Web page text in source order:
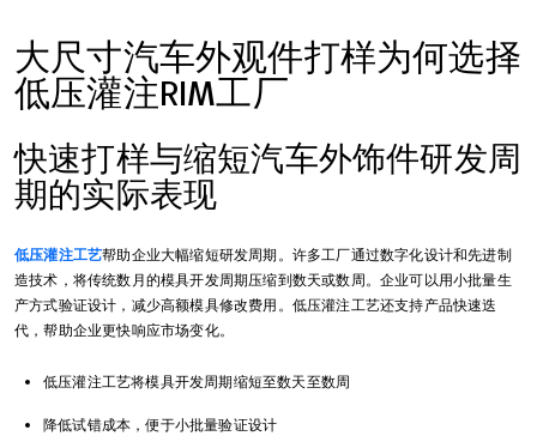
大尺寸汽车外观件打样为何选择
低压灌注RIM工厂
快速打样与缩短汽车外饰件研发周
期的实际表现
低压灌注工艺帮助企业大幅缩短研发周期。许多工厂通过数字化设计和先进制
造技术，将传统数月的模具开发周期压缩到数天或数周。企业可以用小批量生
产方式验证设计，减少高额模具修改费用。低压灌注工艺还支持产品快速迭
代，帮助企业更快响应市场变化。
低压灌注工艺将模具开发周期缩短至数天至数周
降低试错成本，便于小批量验证设计